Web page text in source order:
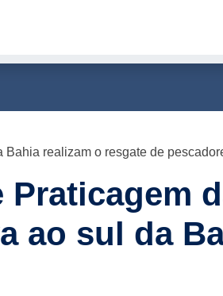
realizam o resgate de
ao sul da